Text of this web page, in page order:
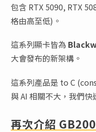
包含 RTX 5090, RTX
格由高至低)。
這系列顯卡皆為
大會發布的新架構。
這系列產品是 to C
與 AI 相關不大，我們快
再次介紹